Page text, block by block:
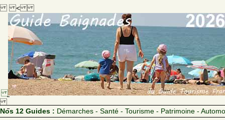
<
Nos 12 Guides : Démarches - Santé - Tourisme - Patrimoine -